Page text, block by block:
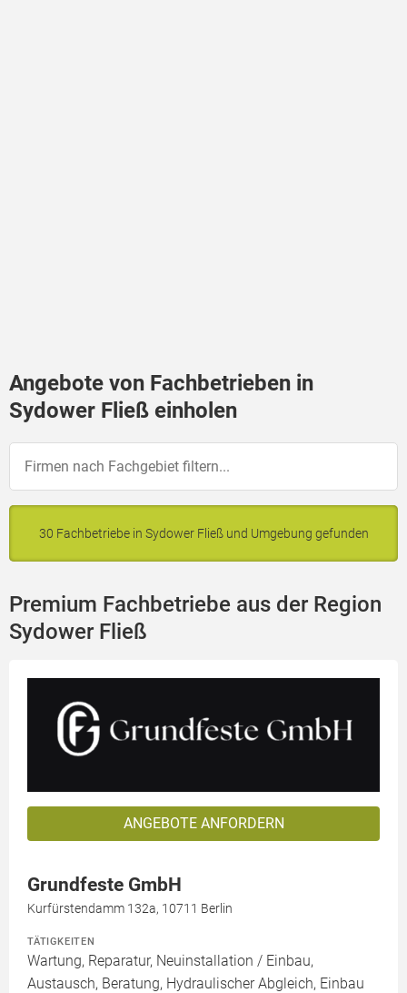
Angebote von Fachbetrieben in
Sydower Fließ einholen
30 Fachbetriebe in Sydower Fließ und Umgebung gefunden
Premium Fachbetriebe aus der Region
Sydower Fließ
ANGEBOTE ANFORDERN
Grundfeste GmbH
Kurfürstendamm 132a, 10711 Berlin
TÄTIGKEITEN
Wartung, Reparatur, Neuinstallation / Einbau,
Austausch, Beratung, Hydraulischer Abgleich, Einbau